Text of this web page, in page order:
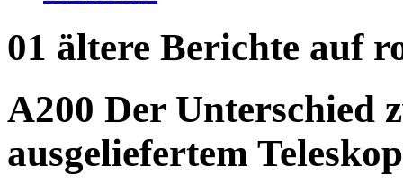
01 ältere Berichte auf
A200 Der Unterschied
ausgeliefertem